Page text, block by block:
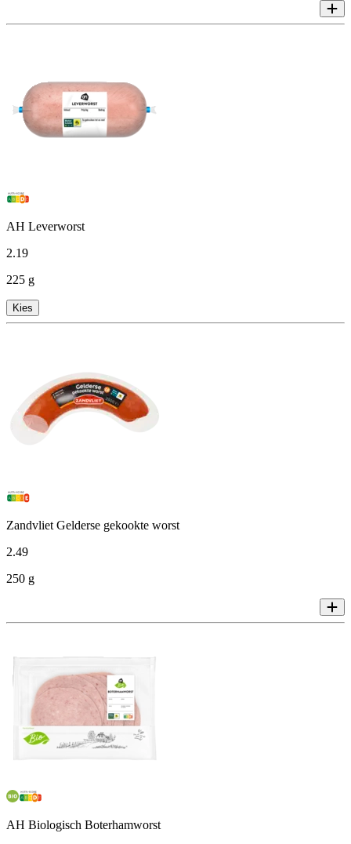
AH Leverworst
2.19
225 g
Kies
Zandvliet Gelderse gekookte worst
2.49
250 g
AH Biologisch Boterhamworst